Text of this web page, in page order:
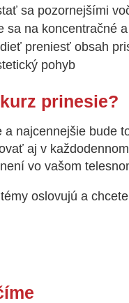
sa pozornejšími
sa na koncentračné
preniesť obsah
pohyb
prinesie?
a najcennejšie bude
aj v
vo vašom
oslovujú a